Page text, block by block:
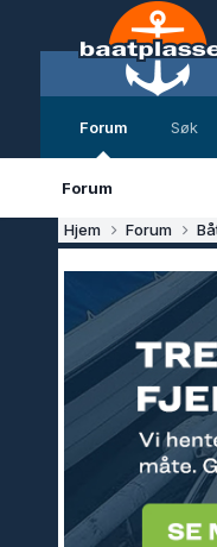
Forum
Forum
Søk
Hjem Forum